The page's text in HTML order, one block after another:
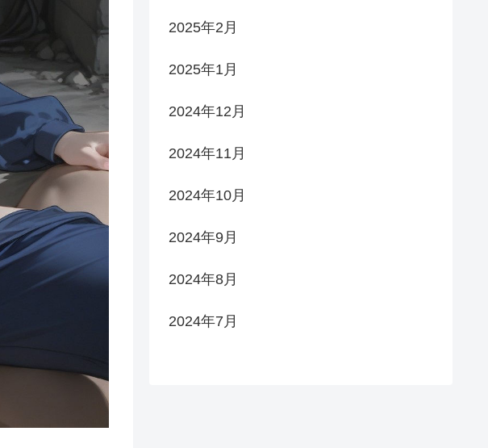
2025年2月
2025年1月
2024年12月
2024年11月
2024年10月
2024年9月
2024年8月
2024年7月